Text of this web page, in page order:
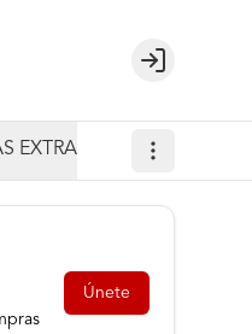
Login
EXTRA
Únete